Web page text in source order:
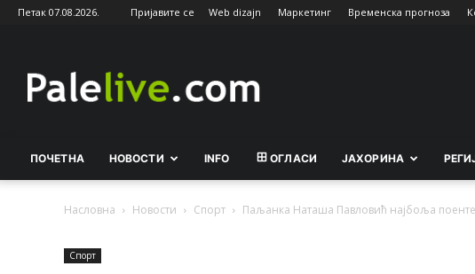
Петак 07.08.2026. Пријавите се Web dizajn Маркетинг Временска прогноза
ПОЧЕТНА НОВОСТИ INFO ОГЛАСИ ЈАХОРИНА
Насловна Новости Спорт Паљанка Наташа Павловић најбоља
Спорт